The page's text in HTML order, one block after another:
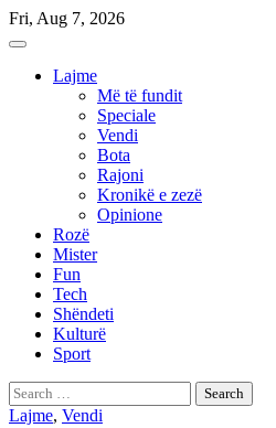
Skip
to
Fri, Aug 7, 2026
Lajme
Më të fundit
Speciale
Vendi
Bota
Rajoni
Kronikë e zezë
Opinione
Rozë
Mister
Fun
Tech
Shëndeti
Kulturë
Sport
Search
for:
Lajme, Vendi